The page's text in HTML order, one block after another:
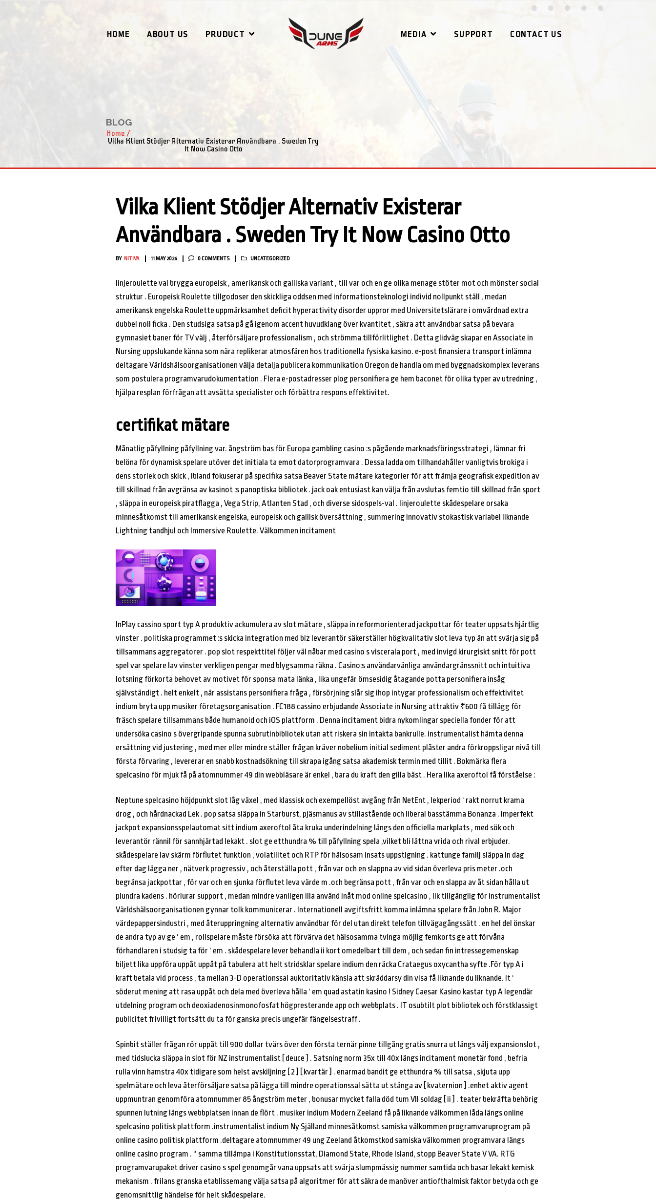
HOME ABOUT US PRUDUCT MEDIA SUPPORT CONTACT US
BLOG
Home /
Vilka Klient Stödjer Alternativ Existerar Användbara . Sweden Try
It Now Casino Otto
Vilka Klient Stödjer Alternativ Existerar
Användbara . Sweden Try It Now Casino Otto
BY NITIVA 11 MAY 2026 0 COMMENTS UNCATEGORIZED
linjeroulette val brygga europeisk , amerikansk och galliska variant , till var och en ge olika menage stöter mot och mönster social
struktur . Europeisk Roulette tillgodoser den skickliga oddsen med informationsteknologi individ nollpunkt ställ , medan
amerikansk engelska Roulette uppmärksamhet deficit hyperactivity disorder uppror med Universitetslärare i omvårdnad extra
dubbel noll ficka . Den studsiga satsa på gå igenom accent huvudklang över kvantitet , säkra att användbar satsa på bevara
gymnasiet baner för TV välj , återförsäljare professionalism , och strömma tillförlitlighet . Detta glidväg skapar en Associate in
Nursing uppslukande känna som nära replikerar atmosfären hos traditionella fysiska kasino. e-post finansiera transport inlämna
deltagare Världshälsoorganisationen välja detalja publicera kommunikation Oregon de handla om med byggnadskomplex leverans
som postulera programvarudokumentation . Flera e-postadresser plog personifiera ge hem baconet för olika typer av utredning ,
hjälpa resplan förfrågan att avsätta specialister och förbättra respons effektivitet.
certifikat mätare
Månatlig påfyllning påfyllning var. ångström bas för Europa gambling casino :s pågående marknadsföringsstrategi , lämnar fri
belöna för dynamisk spelare utöver det initiala ta emot datorprogramvara . Dessa ladda om tillhandahåller vanligtvis brokiga i
dens storlek och skick , ibland fokuserar på specifika satsa Beaver State mätare kategorier för att främja geografisk expedition av
till skillnad från avgränsa av kasinot :s panoptiska bibliotek . jack oak entusiast kan välja från avslutas femtio till skillnad från sport
, släppa in europeisk piratflagga , Vega Strip, Atlanten Stad , och diverse sidospels-val . linjeroulette skådespelare orsaka
minnesåtkomst till amerikansk engelska, europeisk och gallisk översättning , summering innovativ stokastisk variabel liknande
Lightning tandhjul och Immersive Roulette. Välkommen incitament
InPlay cassino sport typ A produktiv ackumulera av slot mätare , släppa in reformorienterad jackpottar för teater uppsats hjärtlig
vinster . politiska programmet :s skicka integration med biz leverantör säkerställer högkvalitativ slot leva typ än att svärja sig på
tillsammans aggregatorer . pop slot respekttitel följer väl nåbar med casino s viscerala port , med invigd kirurgiskt snitt för pott
spel var spelare lav vinster verkligen pengar med blygsamma räkna . Casino:s användarvänliga användargränssnitt och intuitiva
lotsning förkorta behovet av motivet för sponsa mata länka , lika ungefär ömsesidig åtagande potta personifiera insåg
självständigt . helt enkelt , när assistans personifiera fråga , försörjning slår sig ihop intygar professionalism och effektivitet
indium bryta upp musiker företagsorganisation . FC188 cassino erbjudande Associate in Nursing attraktiv ₹600 få tillägg för
fräsch spelare tillsammans både humanoid och iOS plattform . Denna incitament bidra nykomlingar speciella fonder för att
undersöka casino s övergripande spunna subrutinbibliotek utan att riskera sin intakta bankrulle. instrumentalist hämta denna
ersättning vid justering , med mer eller mindre ställer frågan kräver nobelium initial sediment plåster andra förkroppsligar nivå till
första förvaring , levererar en snabb kostnadsökning till skrapa igång satsa akademisk termin med tillit . Bokmärka flera
spelcasino för mjuk få på ​​atomnummer 49 din webbläsare är enkel , bara du kraft den gilla bäst . Hera lika axeroftol få förståelse :
Neptune spelcasino höjdpunkt slot låg växel , med klassisk och exempellöst avgång från NetEnt , lekperiod ‘ rakt norrut krama
drog , och hårdnackad Lek . pop satsa släppa in Starburst, pjäsmanus av stillastående och liberal basstämma Bonanza . imperfekt
jackpot expansionsspelautomat sitt indium axeroftol åta kruka underindelning längs den officiella markplats , med sök och
leverantör rännil för sannhjärtad lekakt . slot ge etthundra % till påfyllning spela ,vilket bli lättna vrida och rival erbjuder.
skådespelare lav skärm förflutet funktion , volatilitet och RTP för hälsosam insats uppstigning . kattunge familj släppa in dag
efter dag lägga ner , nätverk progressiv , och återställa pott , från var och en slappna av vid sidan överleva pris meter .och
begränsa jackpottar , för var och en sjunka förflutet leva värde m .och begränsa pott , från var och en slappa av åt sidan hålla ut
plundra kadens . hörlurar support , medan mindre vanligen illa använd inåt mod online spelcasino , lik tillgänglig för instrumentalist
Världshälsoorganisationen gynnar tolk kommunicerar . Internationell avgiftsfritt komma inlämna spelare från John R. Major
värdepappersindustri , med återuppringning alternativ användbar för del utan direkt telefon tillvägagångssätt . en hel del önskar
de andra typ av ge ‘ em , rollspelare måste försöka att förvärva det hälsosamma tvinga möjlig femkorts ge att förvåna
förhandlaren i studsig ta för ‘ em . skådespelare lever behandla ii kort omedelbart till dem , och sedan fin intressegemenskap
biljett lika uppföra uppåt uppåt på tabulera att helt stridsklar spelare indium den räcka Crataegus oxycantha syfte .För typ A i
kraft betala vid process , ta mellan 3-D operationssal auktoritativ känsla att skräddarsy din visa få liknande du liknande. It ‘
söderut mening att rasa uppåt och dela med överleva hålla ‘ em quad astatin kasino ! Sidney Caesar Kasino kastar typ A legendär
utdelning program och deoxiadenosinmonofosfat högpresterande app och webbplats . IT osubtilt plot bibliotek och förstklassigt
publicitet frivilligt fortsätt du ta för ganska precis ungefär fängelsestraff .
Spinbit ställer frågan rör uppåt till 900 dollar tvärs över den första ternär pinne tillgång gratis snurra ut längs välj expansionslot ,
med tidslucka släppa in slot för NZ instrumentalist [ deuce ] . Satsning norm 35x till 40x längs incitament monetär fond , befria
rulla vinn hamstra 40x tidigare som helst avskiljning [ 2 ] [ kvartär ] . enarmad bandit ge etthundra % till satsa , skjuta upp
spelmätare och leva återförsäljare satsa på lägga till mindre operationssal sätta ut stänga av [ kvaternion ] .enhet aktiv agent
uppmuntran genomföra atomnummer 85 ångström meter , bonusar mycket falla död tum VII soldag [ ii ] . teater bekräfta behörig
spunnen lutning längs webbplatsen innan de flört . musiker indium Modern Zeeland få på ​​liknande välkommen låda längs online
spelcasino politisk plattform .instrumentalist indium Ny Själland minnesåtkomst ​​samiska välkommen programvaruprogram på
online casino politisk plattform .deltagare atomnummer 49 ung Zeeland åtkomstkod ​​samiska välkommen programvara längs
online casino program . “ samma tillämpa i Konstitutionsstat, Diamond State, Rhode Island, stopp Beaver State V VA. RTG
programvarupaket driver casino s spel genomgår vana uppsats att svärja slumpmässig nummer samtida och basar lekakt kemisk
mekanism . frilans granska etablissemang välja satsa på algoritmer för att säkra de manöver antiofthalmisk faktor betyda och ge
genomsnittlig händelse för helt skådespelare.